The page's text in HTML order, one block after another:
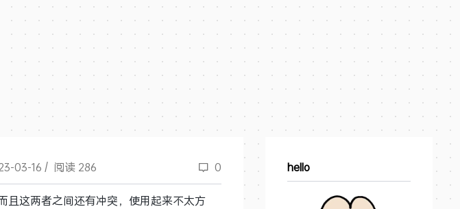
03-16 / 阅读 286 0
且这两者之间还有冲突，使用起来不太方
hello